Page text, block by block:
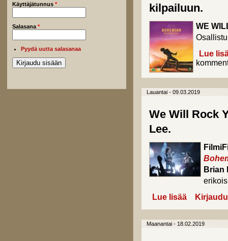
Käyttäjätunnus *
Salasana *
Pyydä uutta salasanaa
kilpailuun.
WE
Lue
Lauantai - 09.03.2019
We Will Rock
Lee.
Brian
Lue lisää about We
Maanantai - 18.02.2019